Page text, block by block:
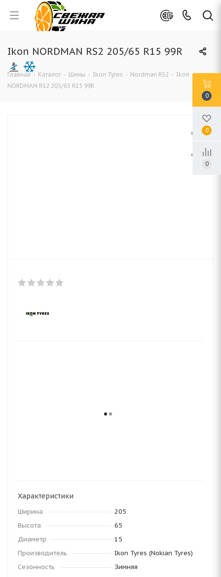
Ikon NORDMAN RS2 205/65 R15 99R
Главная - Каталог - Шины - Ikon Tyres - Nordman RS2 - Ikon
NORDMAN RS2 205/65 R15 99R
Характеристики
Ширина
205
Высота
65
Диаметр
15
Производитель
Ikon Tyres (Nokian Tyres)
Сезонность
Зимняя
0
0
0